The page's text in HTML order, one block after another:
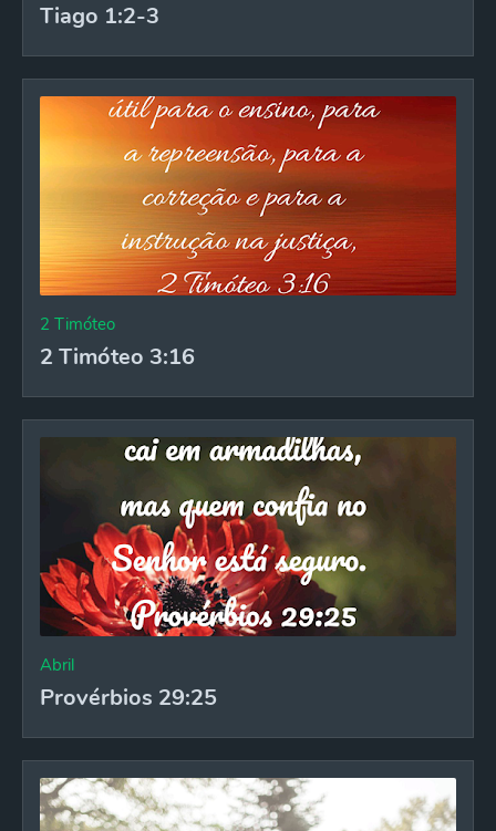
Tiago 1:2-3
2 Timóteo
2 Timóteo 3:16
Abril
Provérbios 29:25